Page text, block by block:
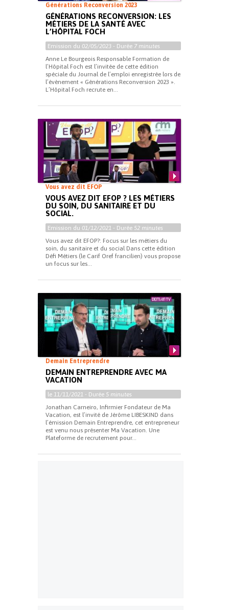
Générations Reconversion 2023
GÉNÉRATIONS RECONVERSION: LES
MÉTIERS DE LA SANTÉ AVEC
L’HÔPITAL FOCH
Emission du 02/05/2023 - Durée 7 minutes
Anne Le Bourgeois Responsable Formation de
l’Hôpital Foch est l’invitée de cette édition
spéciale du Journal de l’emploi enregistrée lors de
l’évènement « Générations Reconversion 2023 ».
L’Hôpital Foch recrute en...
Vous avez dit EFOP
VOUS AVEZ DIT EFOP ? LES MÉTIERS
DU SOIN, DU SANITAIRE ET DU
SOCIAL.
Emission du 01/12/2021 - Durée 52 minutes
Vous avez dit EFOP?: Focus sur les métiers du
soin, du sanitaire et du social Dans cette édition
Défi Métiers (le Carif Oref francilien) vous propose
un focus sur les...
Demain Entreprendre
DEMAIN ENTREPRENDRE AVEC MA
VACATION
le 11/11/2021 - Durée 5 minutes
Jonathan Carneiro, Infirmier Fondateur de Ma
Vacation, est l’invité de Jérôme LIBESKIND dans
l’émission Demain Entreprendre, cet entrepreneur
est venu nous présenter Ma Vacation. Une
Plateforme de recrutement pour...